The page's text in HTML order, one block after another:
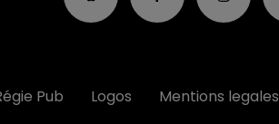
Pub Logos Mentions legales